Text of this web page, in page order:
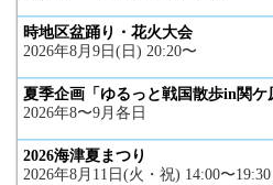
時地区盆踊り・花火大会
2026年8月9日(日) 20:20〜
夏季企画「ゆるっと戦国散歩in関ケ
2026年8〜9月各日
2026海津夏まつり
2026年8月11日(火・祝) 14:00〜19:30